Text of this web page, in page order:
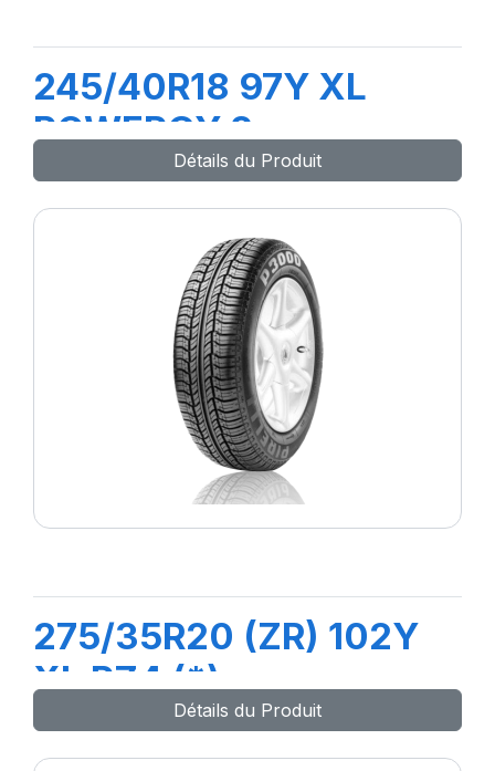
245/40R18 97Y XL
POWERGY 2
Détails du Produit
275/35R20 (ZR) 102Y
XL PZ4 (*)
Détails du Produit